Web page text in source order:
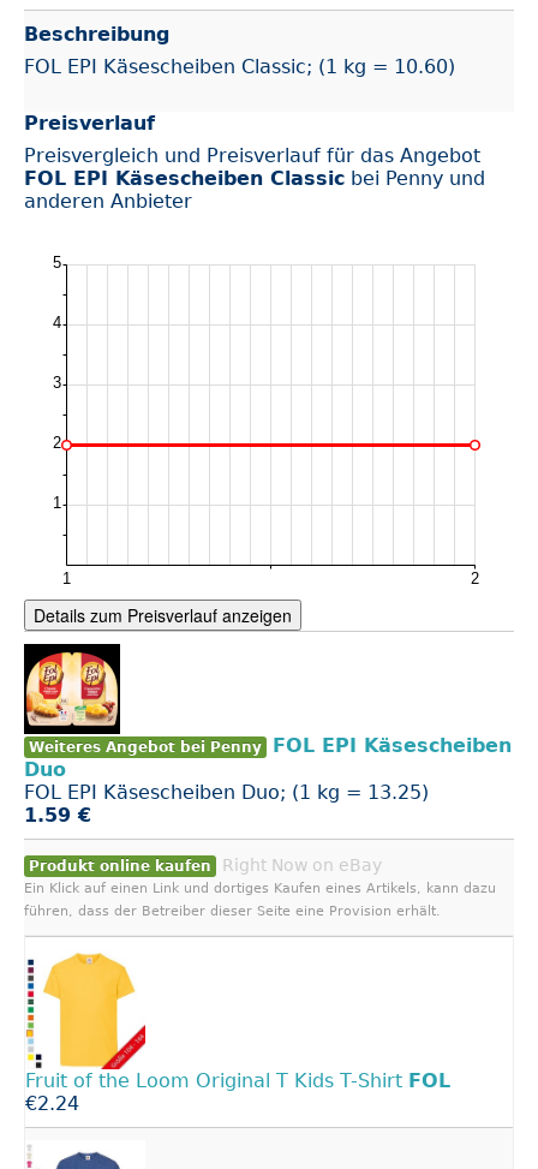
Beschreibung
FOL EPI Käsescheiben Classic; (1 kg = 10.60)
Preisverlauf
Preisvergleich und Preisverlauf für das Angebot
FOL EPI Käsescheiben Classic bei Penny und
anderen Anbieter
Details zum Preisverlauf anzeigen
Weiteres Angebot bei Penny
FOL EPI Käsescheiben
Duo
FOL EPI Käsescheiben Duo; (1 kg = 13.25)
1.59 €
Produkt online kaufen Right Now on eBay
Ein Klick auf einen Link und dortiges Kaufen eines Artikels, kann dazu
führen, dass der Betreiber dieser Seite eine Provision erhält.
Fruit of the Loom Original T Kids T-Shirt FOL
€2.24